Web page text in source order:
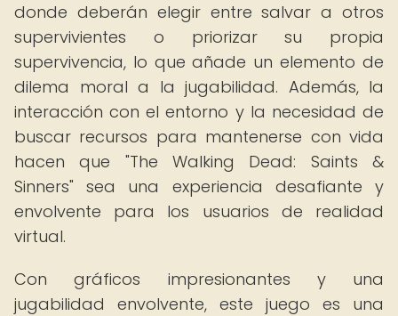
donde deberán elegir entre salvar a otros
supervivientes o priorizar su propia
supervivencia, lo que añade un elemento de
dilema moral a la jugabilidad. Además, la
interacción con el entorno y la necesidad de
buscar recursos para mantenerse con vida
hacen que "The Walking Dead: Saints &
Sinners" sea una experiencia desafiante y
envolvente para los usuarios de realidad
virtual.
Con gráficos impresionantes y una
jugabilidad envolvente, este juego es una